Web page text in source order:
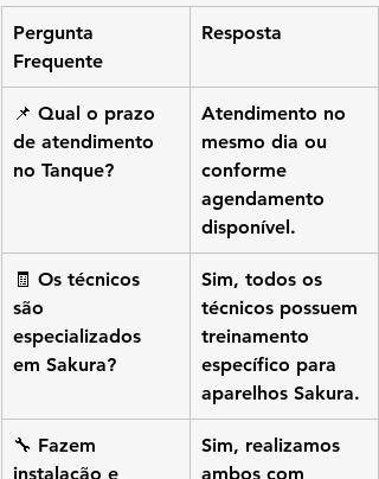
Pergunta
Frequente
Resposta
📌 Qual o prazo
de atendimento
no Tanque?
Atendimento no
mesmo dia ou
conforme
agendamento
disponível.
🧾 Os técnicos
são
especializados
em Sakura?
Sim, todos os
técnicos possuem
treinamento
específico para
aparelhos Sakura.
🔧 Fazem
instalação e
Sim, realizamos
ambos com